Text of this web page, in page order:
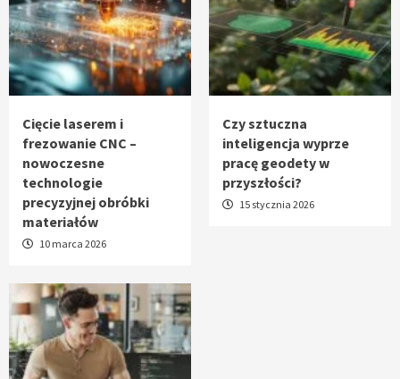
Cięcie laserem i
frezowanie CNC –
nowoczesne
technologie
precyzyjnej obróbki
materiałów
10 marca 2026
Czy sztuczna
inteligencja wyprze
pracę geodety w
przyszłości?
15 stycznia 2026